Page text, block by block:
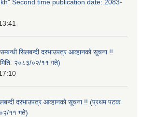
Second time publication date: 2083-
सिलबन्दी दरभाउपत्र आव्हानको सूचना !!
२०८३/०२/११ गते)
दरभाउपत्र आव्हानको सूचना !! (प्रथम पटक
११ गते)